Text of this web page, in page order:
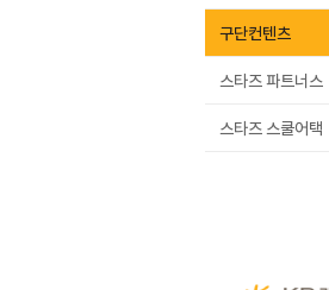
구단컨텐츠
스타즈 파트너스
스타즈 스쿨어택